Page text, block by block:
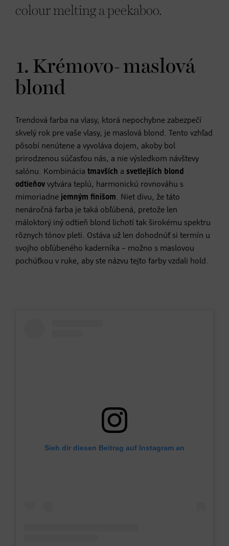
colour melting a peekaboo.
1. Krémovo- maslová
blond
Trendová farba na vlasy, ktorá nepochybne zabezpečí
skvelý rok pre vaše vlasy, je maslová blond. Tento vzhľad
pôsobí nenútene a vyvoláva dojem, akoby bol
prirodzenou súčasťou nás, a nie výsledkom návštevy
salónu. Kombinácia tmavších a svetlejších blond
odtieňov vytvára teplú, harmonickú rovnováhu s
mimoriadne jemným finišom. Niet divu, že táto
nenáročná farba je taká obľúbená, pretože len
máloktorý iný odtieň blond lichotí tak širokému spektru
rôznych tónov pleti. Ostáva už len dohodnúť si termín u
svojho obľúbeného kaderníka – možno s maslovou
pochúťkou v ruke, aby ste názvu tejto farby vzdali hold.
Sieh dir diesen Beitrag auf Instagram an